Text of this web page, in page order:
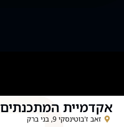
אקדמיית המתכנתים
זאב ז'בוטינסקי 9, בני ברק